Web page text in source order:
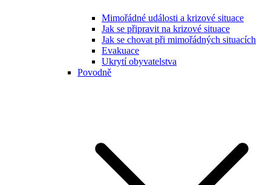
Mimořádné události a krizové situace
Jak se připravit na krizové situace
Jak se chovat při mimořádných situacích
Evakuace
Ukrytí obyvatelstva
Povodně